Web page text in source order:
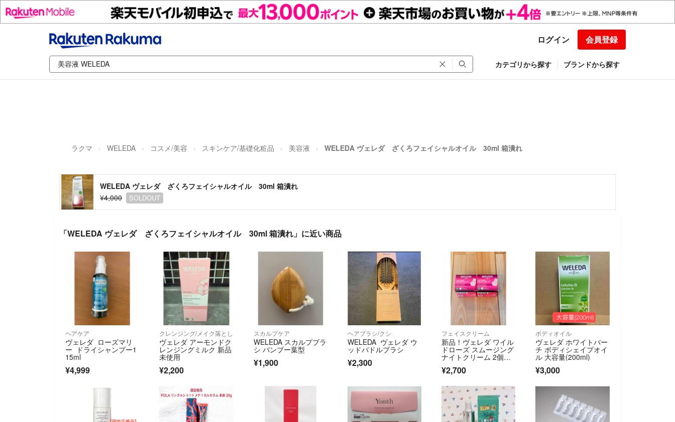
ログイン 会員登録
カテゴリから探す ブランドから探す
ラクマ WELEDA コスメ/美容 スキンケア/基礎化粧品 美容液 WELEDA ヴェレダ ざくろフェイシャルオイル 30ml 箱潰れ
WELEDA ヴェレダ ざくろフェイシャルオイル 30ml 箱潰れ
¥4,000
SOLDOUT
「WELEDA ヴェレダ ざくろフェイシャルオイル 30ml 箱潰れ」に近い商品
ヘアケア
ヴェレダ ローズマリ
ー ドライシャンプー1
15ml
¥4,999
クレンジング/メイク落とし
ヴェレダ アーモンドク
レンジングミルク 新品
未使用
¥2,200
スカルプケア
WELEDA スカルプブラ
シ バンブー葉型
¥1,900
ヘアブラシ/クシ
WELEDA ヴェレダ ウ
ッドパドルブラシ
¥2,300
フェイスクリーム
新品！ヴェレダ ワイル
ドローズ スムージング
ナイトクリーム 2個セ
ット
¥2,700
ボディオイル
ヴェレダ ホワイトバー
チ ボディシェイプオイ
ル 大容量(200ml)
¥3,000